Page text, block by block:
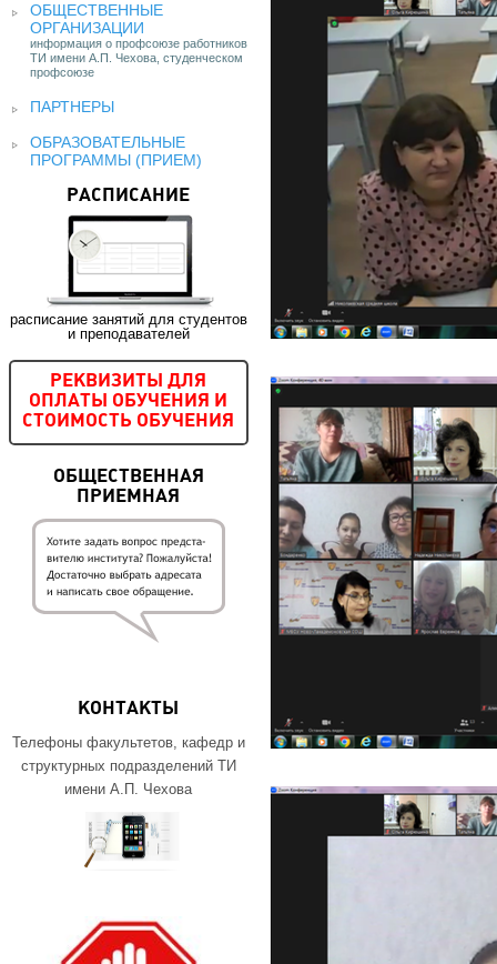
ОБЩЕСТВЕННЫЕ
ОРГАНИЗАЦИИ
информация о профсоюзе работников
ТИ имени А.П. Чехова, студенческом
профсоюзе
ПАРТНЕРЫ
ОБРАЗОВАТЕЛЬНЫЕ
ПРОГРАММЫ (ПРИЕМ)
РАСПИСАНИЕ
расписание занятий для студентов
и преподавателей
РЕКВИЗИТЫ ДЛЯ
ОПЛАТЫ ОБУЧЕНИЯ И
СТОИМОСТЬ ОБУЧЕНИЯ
ОБЩЕСТВЕННАЯ
ПРИЕМНАЯ
КОНТАКТЫ
Телефоны факультетов, кафедр и
структурных подразделений ТИ
имени А.П. Чехова